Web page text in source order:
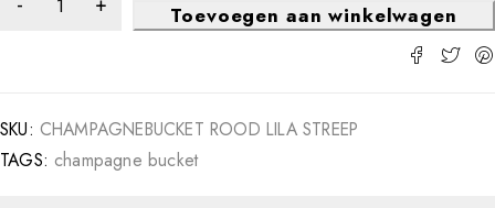
Toevoegen aan winkelwagen
SKU: CHAMPAGNEBUCKET ROOD LILA STREEP
TAGS: champagne bucket